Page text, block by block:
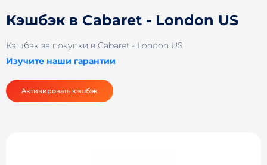
Кэшбэк в Cabaret - London US
Кэшбэк за покупки в Cabaret - London US
Изучите наши гарантии
Активировать кэшбэк